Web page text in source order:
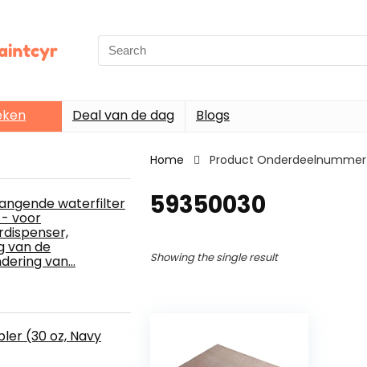
Search
for:
Deal van de dag Blogs
waterfilter
voor
van de
van…
(30 oz, Navy
Home Product Onderdeelnummer
59350030
Showing the single result